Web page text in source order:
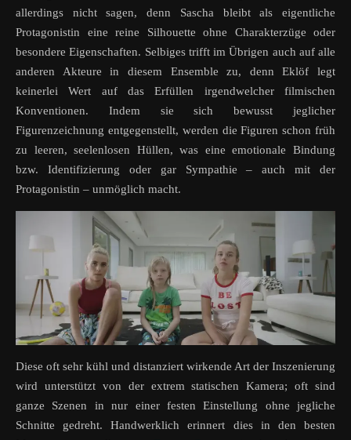
allerdings nicht sagen, denn Sascha bleibt als eigentliche
Protagonistin eine reine Silhouette ohne Charakterzüge oder
besondere Eigenschaften. Selbiges trifft im Übrigen auch auf alle
anderen Akteure in diesem Ensemble zu, denn Eklöf legt
keinerlei Wert auf das Erfüllen irgendwelcher filmischen
Konventionen. Indem sie sich bewusst jeglicher
Figurenzeichnung entgegenstellt, werden die Figuren schon früh
zu leeren, seelenlosen Hüllen, was eine emotionale Bindung
bzw. Identifizierung oder gar Sympathie – auch mit der
Protagonistin – unmöglich macht.
Diese oft sehr kühl und distanziert wirkende Art der Inszenierung
wird unterstützt von der extrem statischen Kamera; oft sind
ganze Szenen in nur einer festen Einstellung ohne jegliche
Schnitte gedreht. Handwerklich erinnert dies in den besten